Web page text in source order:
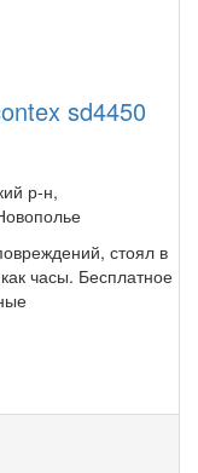
sd4450
р-н,
стоял в
часы. Бесплатное